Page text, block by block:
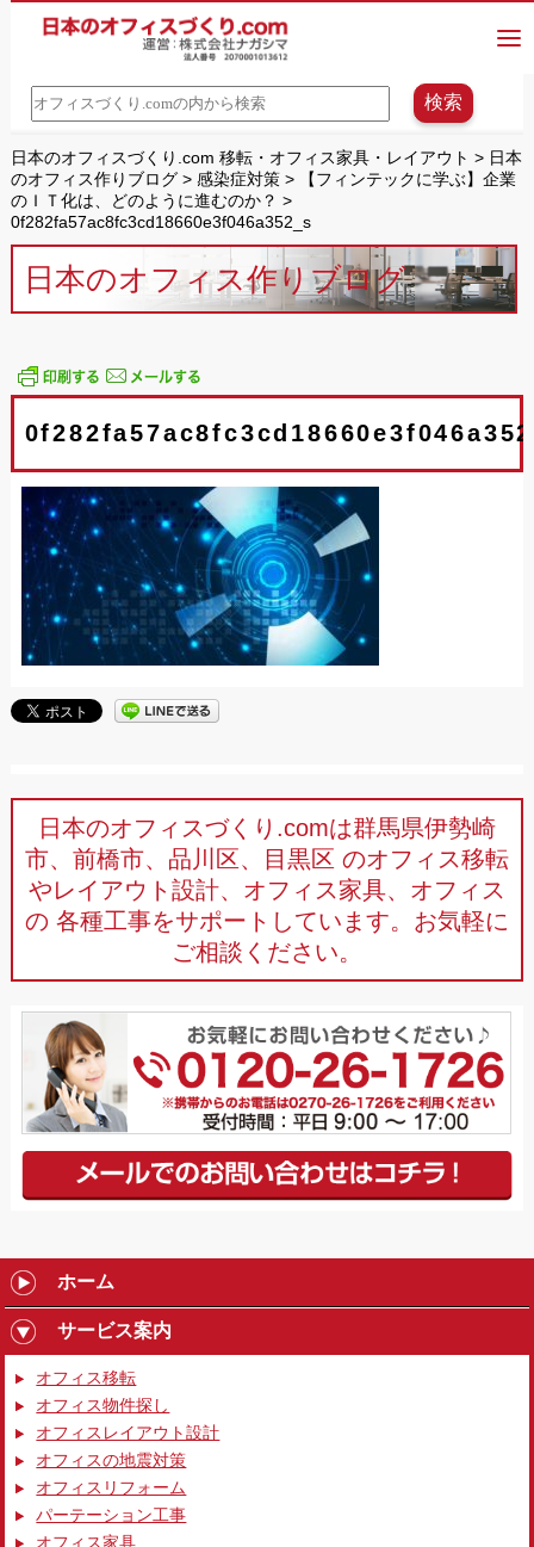
日本のオフィスづくり.com 移転・オフィス家具・レイアウト > 日本
のオフィス作りブログ> 感染症対策>
【フィンテックに学ぶ】企業
のＩＴ化は、どのように進むのか？ >
0f282fa57ac8fc3cd18660e3f046a352_s
日本のオフィス作りブログ
日本のオフィスづくり.comは群馬県伊勢崎
市、前橋市、品川区、目黒区 のオフィス移転
やレイアウト設計、オフィス家具、オフィス
の 各種工事をサポートしています。お気軽に
ご相談ください。
ホーム
サービス案内
オフィス移転
オフィス物件探し
オフィスレイアウト設計
オフィスの地震対策
オフィスリフォーム
パーテーション工事
オフィス家具